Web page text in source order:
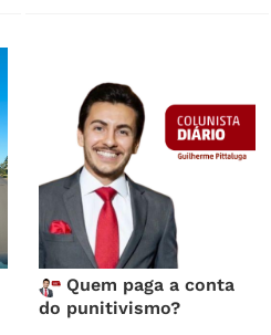
Quem paga a conta
do punitivismo?